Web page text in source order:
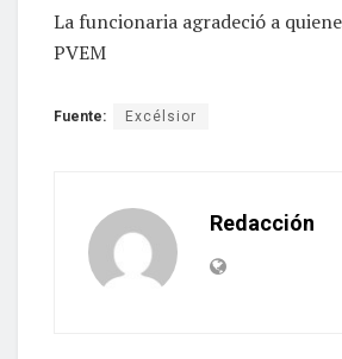
La funcionaria agradeció a
PVEM
Fuente: Excélsior
Redacción